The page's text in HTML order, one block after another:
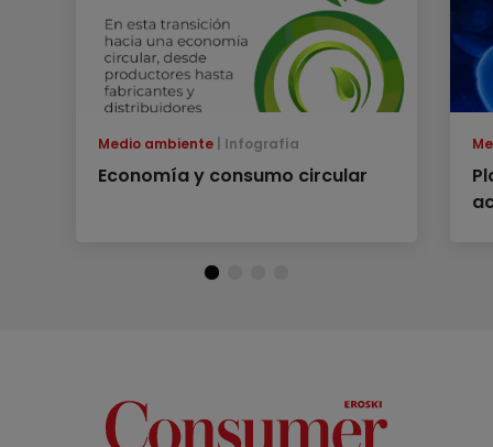
Medio ambiente Infografía
Economía y consumo circular